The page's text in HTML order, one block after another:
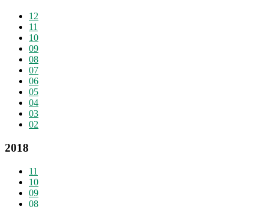
12
11
10
09
08
07
06
05
04
03
02
2018
11
10
09
08